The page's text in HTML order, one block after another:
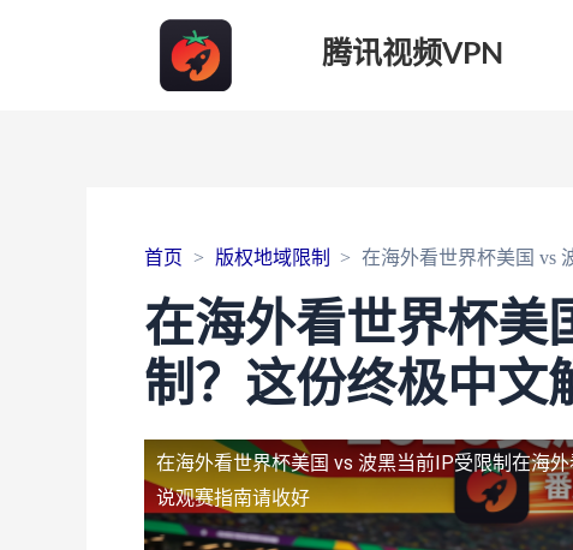
腾讯视频VPN
首页 版权地域限制 在海外看世界杯美国 vs
在海外看世界杯美
制？这份终极中文
在海外看世界杯美国 vs 波黑当前IP受限制 在海
说观赛指南请收好